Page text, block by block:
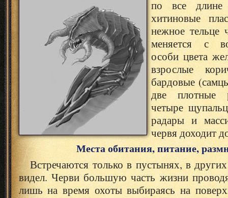
по все длине
хитиновые
нежное тельце
меняется с
особи цвета
взрослые
бардовые
две плотные
четыре
радары и
червя доходит
Места обитания, питание,
Встречаются только в пустынях, в
видел. Черви большую часть жизни
лишь на время охоты выбираясь на